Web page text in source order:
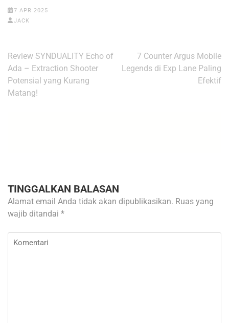
7 APR 2025
JACK
Navigasi
pos
Review SYNDUALITY Echo of
Ada – Extraction Shooter
Potensial yang Kurang
Matang!
7 Counter Argus Mobile
Legends di Exp Lane Paling
Efektif
TINGGALKAN BALASAN
Alamat email Anda tidak akan dipublikasikan. Ruas yang
wajib ditandai *
Komentari